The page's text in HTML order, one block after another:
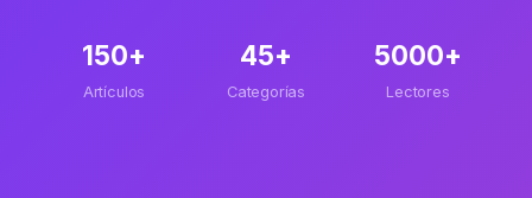
150+
Artículos
45+
Categorías
5000+
Lectores